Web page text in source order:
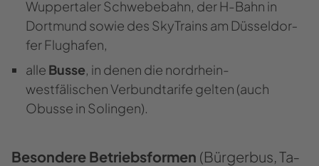
Wup­per­ta­ler Schwe­be­bahn, der H-​Bahn in
Dort­mund sowie des Sky­Trains am Düs­sel­dor­
fer Flug­ha­fen,
alle Busse, in denen die nordrhein-​
westfälischen Ver­bund­ta­ri­fe gel­ten (auch
Obus­se in So­lin­gen).
Be­son­de­re Be­triebs­for­men (Bür­ger­bus, Ta­